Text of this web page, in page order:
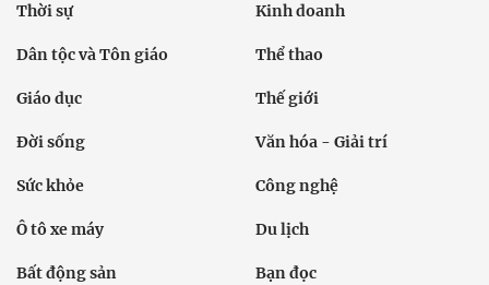
Thời sự Kinh doanh
Dân tộc và Tôn giáo Thể thao
Giáo dục Thế giới
Đời sống Văn hóa - Giải trí
Sức khỏe Công nghệ
Ô tô xe máy Du lịch
Bất động sản Bạn đọc